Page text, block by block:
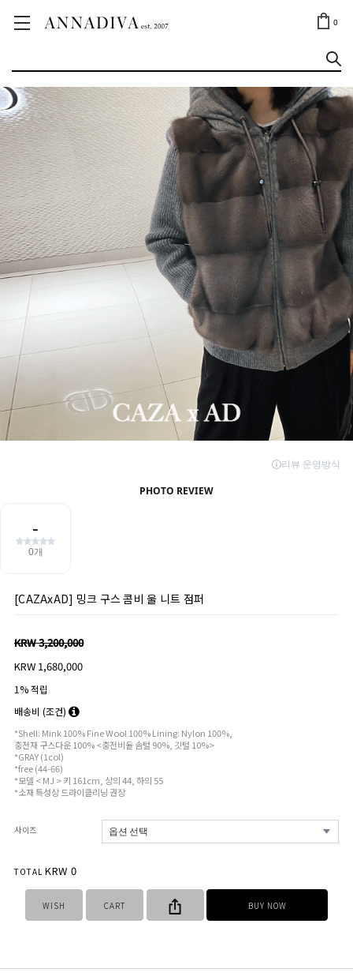
0
ANNA JEWELRY
[CAZAxAD] 밍크 구스 콤비 울 니트 점퍼
KRW 3,200,000
KRW 1,680,000
1% 적립
배송비 (조건)
*Shell: Mink 100% Fine Wool 100% Lining: Nylon 100%,
충전재 구스다운 100% <충전비율 솜털 90%, 깃털 10%>
*GRAY (1col)
*free (44-66)
*모델 < MJ > 키 161cm, 상의 44, 하의 55
*소재 특성상 드라이클리닝 권장
사이즈
TOTAL KRW 0
WISH CART BUY NOW